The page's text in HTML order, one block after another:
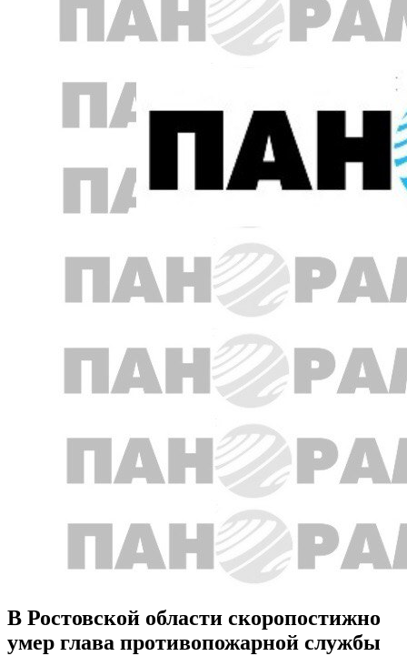
В Ростовской области скоропостижно
умер глава противопожарной службы